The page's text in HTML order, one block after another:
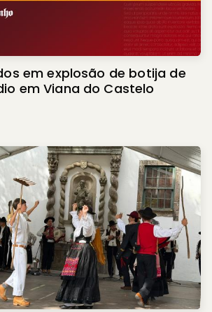
em explosão de botija de
em Viana do Castelo